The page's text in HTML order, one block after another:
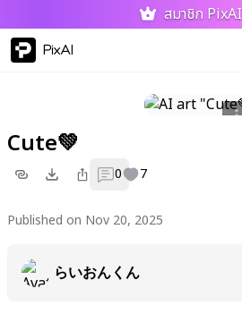
สมาชิก PixAI
PixAI
Cute💚
0 7
Published on Nov 20, 2025
らいおんくん